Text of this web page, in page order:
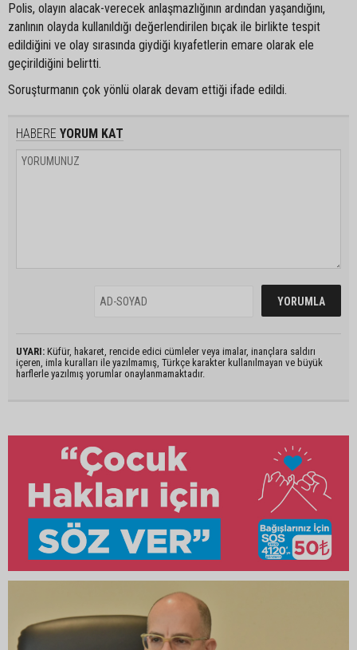
Polis, olayın alacak-verecek anlaşmazlığının ardından yaşandığını,
zanlının olayda kullanıldığı değerlendirilen bıçak ile birlikte tespit
edildiğini ve olay sırasında giydiği kıyafetlerin emare olarak ele
geçirildiğini belirtti.
Soruşturmanın çok yönlü olarak devam ettiği ifade edildi.
HABERE YORUM KAT
UYARI: Küfür, hakaret, rencide edici cümleler veya imalar, inançlara saldırı
içeren, imla kuralları ile yazılmamış, Türkçe karakter kullanılmayan ve büyük
harflerle yazılmış yorumlar onaylanmamaktadır.